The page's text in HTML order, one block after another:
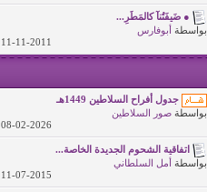
● ضَيفَتُنآ كالمَطَرِ...
بواسطةأبوفارس
11-11-2011
جدول أفراح السلاطين 1449هـ
بواسطةصور السلاطين
08-02-2026
اتفاقية الشحوم الجديدة الخاصة...
بواسطةأمل السلطاني
11-07-2015